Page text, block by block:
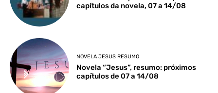
capítulos da novela, 07 a 14/08
NOVELA JESUS RESUMO
Novela “Jesus”, resumo: próximos
capítulos de 07 a 14/08